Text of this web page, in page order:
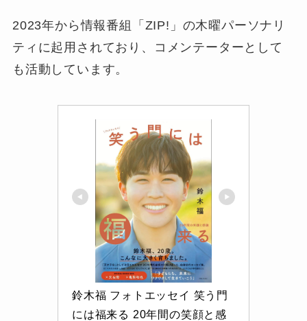
2023年から情報番組「ZIP!」の木曜パーソナリ
ティに起用されており、コメンテーターとして
も活動しています。
鈴木福 フォトエッセイ 笑う門
には福来る 20年間の笑顔と感